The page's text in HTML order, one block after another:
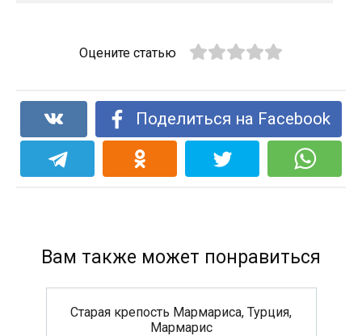
Оцените статью
Поделиться на Facebook
Вам также может понравиться
Старая крепость Мармариса, Турция,
Мармарис